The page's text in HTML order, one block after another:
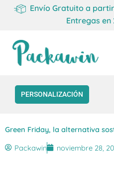
Envío Gratuito a
Entregas
PERSONALIZACIÓN
Green Friday, la alternativa
Packawin
noviembre 28,